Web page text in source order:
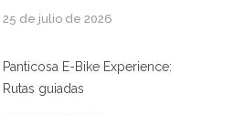
25 de julio de 2026
Panticosa E-Bike Experience:
Rutas guiadas